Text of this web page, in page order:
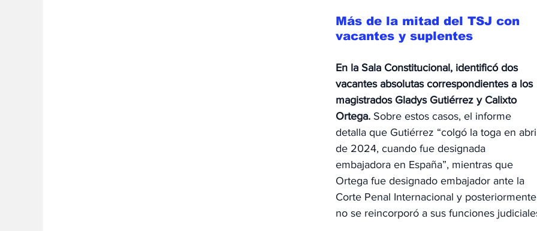
Más de la mitad del TSJ con
vacantes y suplentes
En la Sala Constitucional, identificó dos
vacantes absolutas correspondientes a los
magistrados Gladys Gutiérrez y Calixto
Ortega. Sobre estos casos, el informe
detalla que Gutiérrez “colgó la toga en
de 2024, cuando fue designada
embajadora en España”, mientras que
Ortega fue designado embajador ante la
Corte Penal Internacional y
no se reincorporó a sus funciones